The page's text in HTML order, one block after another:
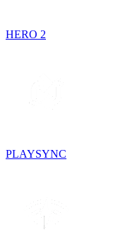
HERO 2
PLAYSYNC